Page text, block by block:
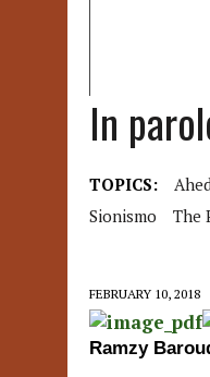
In
TOPICS:
Sionismo
The
FEBRUARY 10, 2018
Ramzy